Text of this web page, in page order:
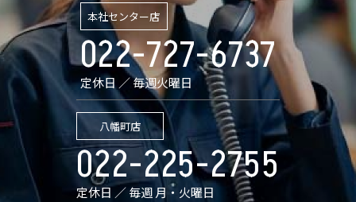
本社センター店
022-727-6737
定休日 ／ 毎週火曜日
八幡町店
022-225-2755
定休日 ／ 毎週 月・火曜日